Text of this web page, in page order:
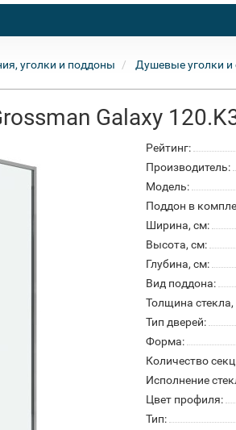
уголки и поддоны Душевые уголки и
Galaxy
Рейтинг:
Производитель:
Модель:
Поддон в
Ширина, см:
Высота, см:
Глубина, см:
Вид поддона:
Толщина
Тип дверей:
Форма:
Количество
Исполнение
Цвет профиля:
Тип: